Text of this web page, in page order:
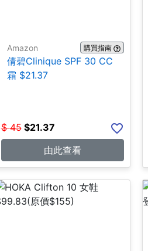
Amazon 購買指南
倩碧Clinique SPF 30 CC
霜 $21.37
$ 45 $21.37
由此查看